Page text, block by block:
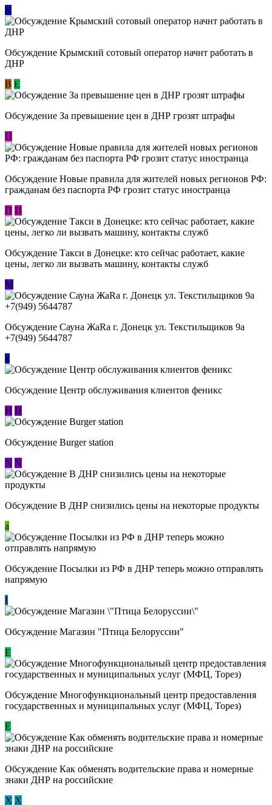
К
Обсуждение Крымский сотовый оператор начнт работать в
ДНР
В E
Обсуждение За превышение цен в ДНР грозят штрафы
П
Обсуждение Новые правила для жителей новых регионов РФ:
гражданам без паспорта РФ грозит статус иностранца
П П
Обсуждение ​Такси в Донецке: кто сейчас работает, какие
цены, легко ли вызвать машину, контакты служб
М
Обсуждение Сауна ЖаRa г. Донецк ул. Текстильщиков 9а
+7(949) 5644787
к
Обсуждение Центр обслуживания клиентов феникс
Н Н
Обсуждение Burger station
N N
Обсуждение В ДНР снизились цены на некоторые продукты
a
Обсуждение Посылки из РФ в ДНР теперь можно отправлять
напрямую
I
Обсуждение Магазин "Птица Белоруссии"
Е
Обсуждение Многофункциональный центр предоставления
государственных и муниципальных услуг (МФЦ, Торез)
E
Обсуждение ​Как обменять водительские права и номерные
знаки ДНР на российские
Х Х